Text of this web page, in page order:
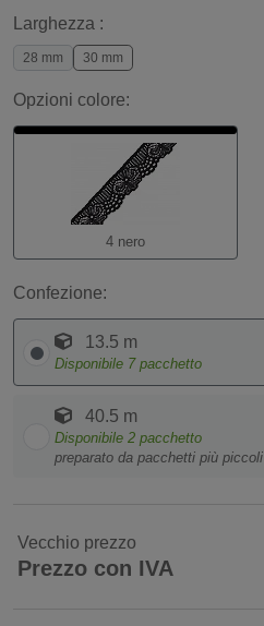
Larghezza :
28 mm 30 mm
Opzioni colore:
4 nero
Confezione:
13.5 m
Disponibile 7 pacchetto
40.5 m
Disponibile 2 pacchetto
preparato da pacchetti più piccoli
Vecchio prezzo
Prezzo con IVA